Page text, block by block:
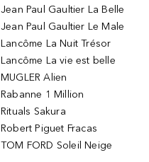
Jean Paul Gaultier La Belle
Jean Paul Gaultier Le Male
Lancôme La Nuit Trésor
Lancôme La vie est belle
MUGLER Alien
Rabanne 1 Million
Rituals Sakura
Robert Piguet Fracas
TOM FORD Soleil Neige